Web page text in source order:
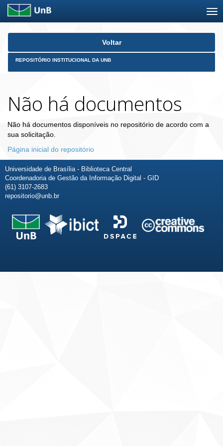
Skip
Voltar
REPOSITÓRIO INSTITUCIONAL DA UNB
Não há documentos
Não há documentos disponíveis no repositório de acordo com a
sua solicitação.
Página inicial do repositório
Universidade de Brasília - Biblioteca Central
Coordenadoria de Gestão da Informação Digital - GID
(61) 3107-2683
repositorio@unb.br